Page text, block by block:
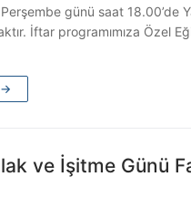
günü saat 18.00’de
İftar programımıza Özel
→
ve İşitme Günü